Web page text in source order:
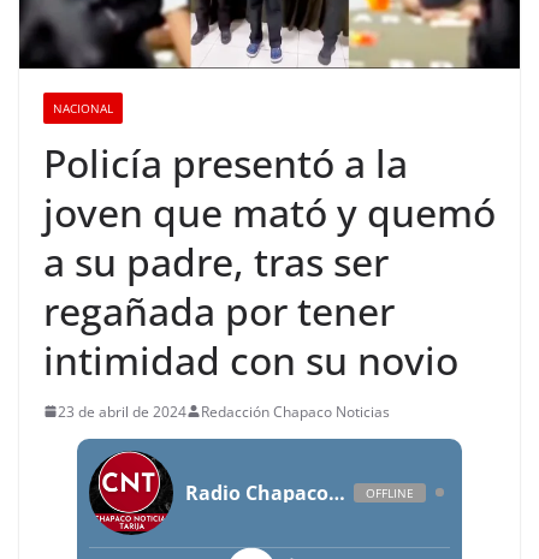
NACIONAL
Policía presentó a la
joven que mató y quemó
a su padre, tras ser
regañada por tener
intimidad con su novio
23 de abril de 2024 Redacción Chapaco Noticias
Radio Chapaco Noticias Las 24 horas en vivo OFFLINE